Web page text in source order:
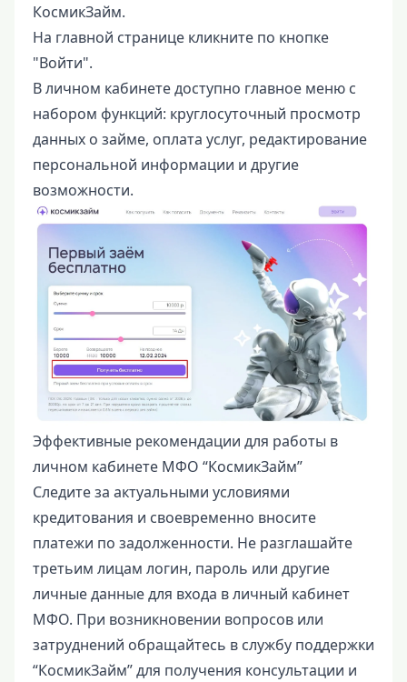
КосмикЗайм.
На главной странице кликните по кнопке
"Войти".
В личном кабинете доступно главное меню с
набором функций: круглосуточный просмотр
данных о займе, оплата услуг, редактирование
персональной информации и другие
возможности.
Эффективные рекомендации для работы в
личном кабинете МФО “КосмикЗайм”
Следите за актуальными условиями
кредитования и своевременно вносите
платежи по задолженности. Не разглашайте
третьим лицам логин, пароль или другие
личные данные для входа в личный кабинет
МФО. При возникновении вопросов или
затруднений обращайтесь в службу поддержки
“КосмикЗайм” для получения консультации и